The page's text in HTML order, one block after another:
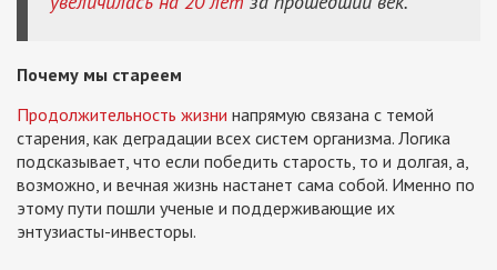
Почему мы стареем
Продолжительность жизни напрямую связана с темой
старения, как деградации всех систем организма. Логика
подсказывает, что если победить старость, то и долгая, а,
возможно, и вечная жизнь настанет сама собой. Именно по
этому пути пошли ученые и поддерживающие их
энтузиасты-инвесторы.